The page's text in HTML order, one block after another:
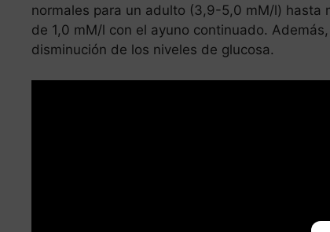
normales para un adulto (3,9-5,0 mM/l) hasta
de 1,0 mM/l con el ayuno continuado.
disminución de los niveles de glucosa.